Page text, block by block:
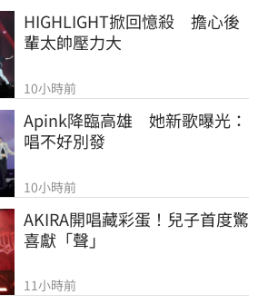
HIGHLIGHT掀回憶殺　擔心後
輩太帥壓力大
10小時前
Apink降臨高雄　她新歌曝光：
唱不好別發
10小時前
AKIRA開唱藏彩蛋！兒子首度驚
喜獻「聲」
11小時前